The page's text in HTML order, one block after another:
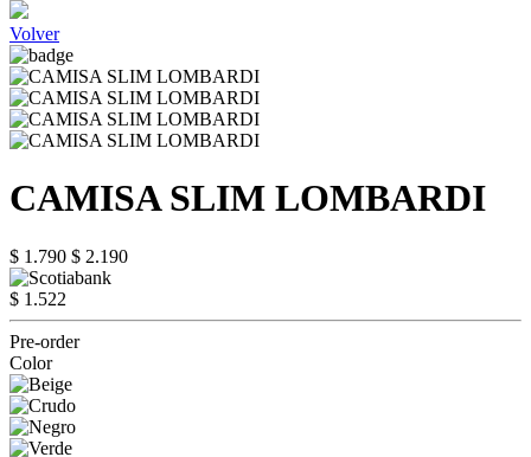
Volver
CAMISA SLIM LOMBARDI
$ 1.790 $ 2.190
$ 1.522
Pre-order
Color